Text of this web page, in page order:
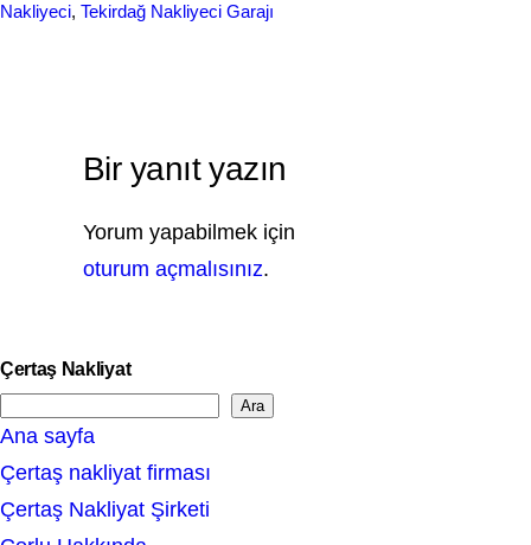
Nakliyeci, Tekirdağ Nakliyeci Garajı
Bir yanıt yazın
Yorum yapabilmek için
oturum açmalısınız.
Çertaş Nakliyat
e
a
r
Ara
Ana sayfa
Çertaş nakliyat firması
Çertaş Nakliyat Şirketi